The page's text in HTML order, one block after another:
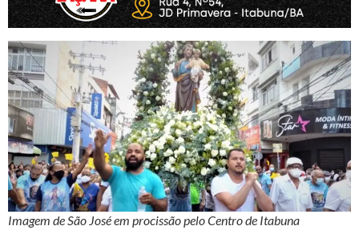
Imagem de São José em procissão pelo Centro de Itabuna